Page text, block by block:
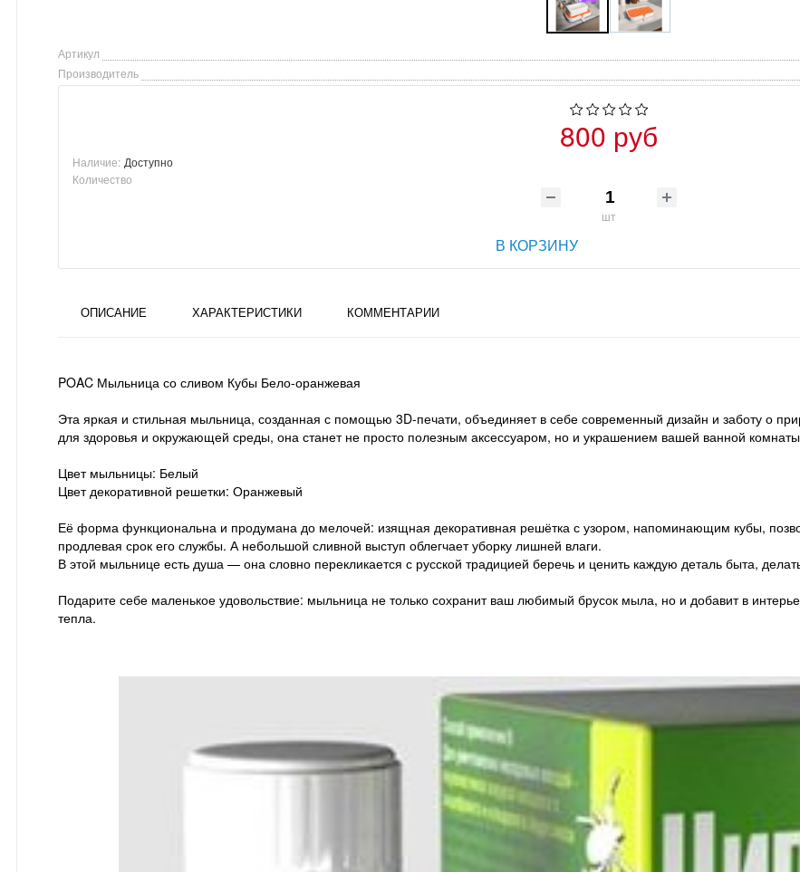
Артикул
Производитель
800 руб
Наличие: Доступно
Количество
шт
В КОРЗИНУ
ОПИСАНИЕ ХАРАКТЕРИСТИКИ КОММЕНТАРИИ
POAC Мыльница со сливом Кубы Бело-оранжевая
Эта яркая и стильная мыльница, созданная с помощью 3D-печати, объединяет в себе современный дизайн и заботу о
для здоровья и окружающей среды, она станет не просто полезным аксессуаром, но и украшением вашей ванной
Цвет мыльницы: Белый
Цвет декоративной решетки: Оранжевый
Её форма функциональна и продумана до мелочей: изящная декоративная решётка с узором, напоминающим кубы,
продлевая срок его службы. А небольшой сливной выступ облегчает уборку лишней влаги.
В этой мыльнице есть душа — она словно перекликается с русской традицией беречь и ценить каждую деталь быта,
Подарите себе маленькое удовольствие: мыльница не только сохранит ваш любимый брусок мыла, но и добавит в
тепла.